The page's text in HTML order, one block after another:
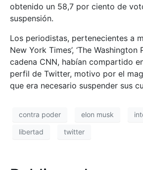
obtenido un 58,7 por ciento de
suspensión.
Los periodistas, pertenecientes a
New York Times’, ‘The Washington
cadena CNN, habían compartido
perfil de Twitter, motivo por el
que era necesario suspender sus
contra poder elon musk
libertad twitter